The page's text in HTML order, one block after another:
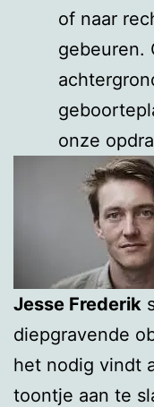
of naar
gebeuren.
onze
Jesse Frederik
diepgravende
het nodig vindt
toontje aan te